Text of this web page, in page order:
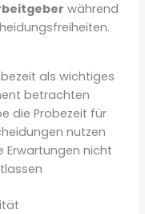
während
als wichtiges
betrachten
die Probezeit für
nutzen
Erwartungen nicht